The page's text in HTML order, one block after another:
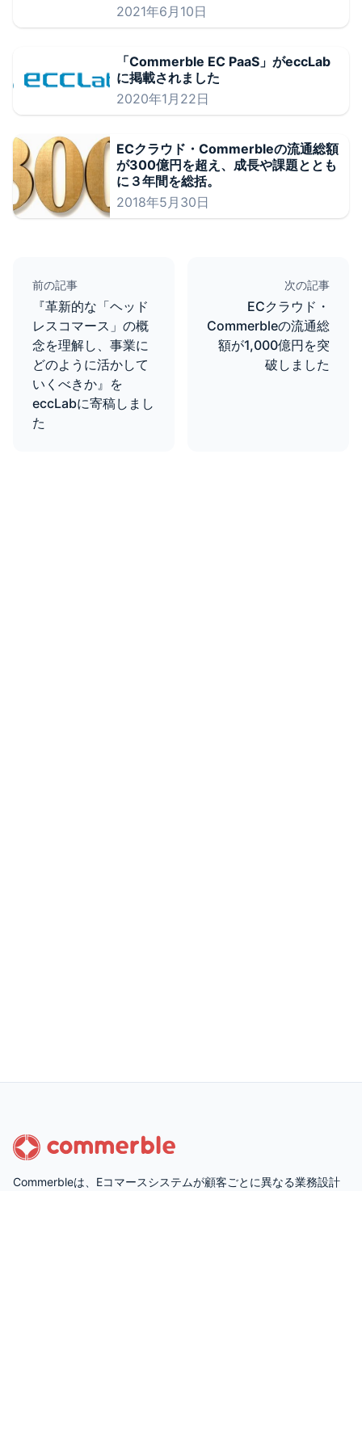
2021年6月10日
「Commerble EC PaaS」がeccLab
に掲載されました
2020年1月22日
ECクラウド・Commerbleの流通総額
が300億円を超え、成長や課題ととも
に３年間を総括。
2018年5月30日
前の記事
『革新的な「ヘッド
レスコマース」の概
念を理解し、事業に
どのように活かして
いくべきか』を
eccLabに寄稿しまし
た
次の記事
ECクラウド・
Commerbleの流通総
額が1,000億円を突
破しました
Commerbleは、Eコマースシステムが顧客ごとに異なる業務設計